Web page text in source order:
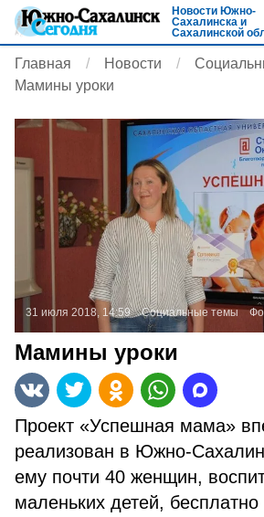
Новости Южно-
Сахалинска и
Сахалинской
Главная Новости
Мамины уроки
31 июля 2018, 14:59 Социальные темы
Мамины уроки
Проект «Успешная мама»
реализован в Южно-
ему почти 40 женщин,
маленьких детей,